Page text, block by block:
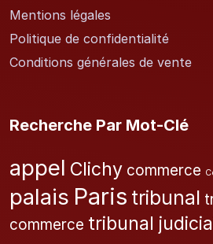
Mentions légales
Politique de confidentialité
Conditions générales de vente
Recherche Par Mot-Clé
appel Clichy commerce
palais Paris tribunal
commerce tribunal